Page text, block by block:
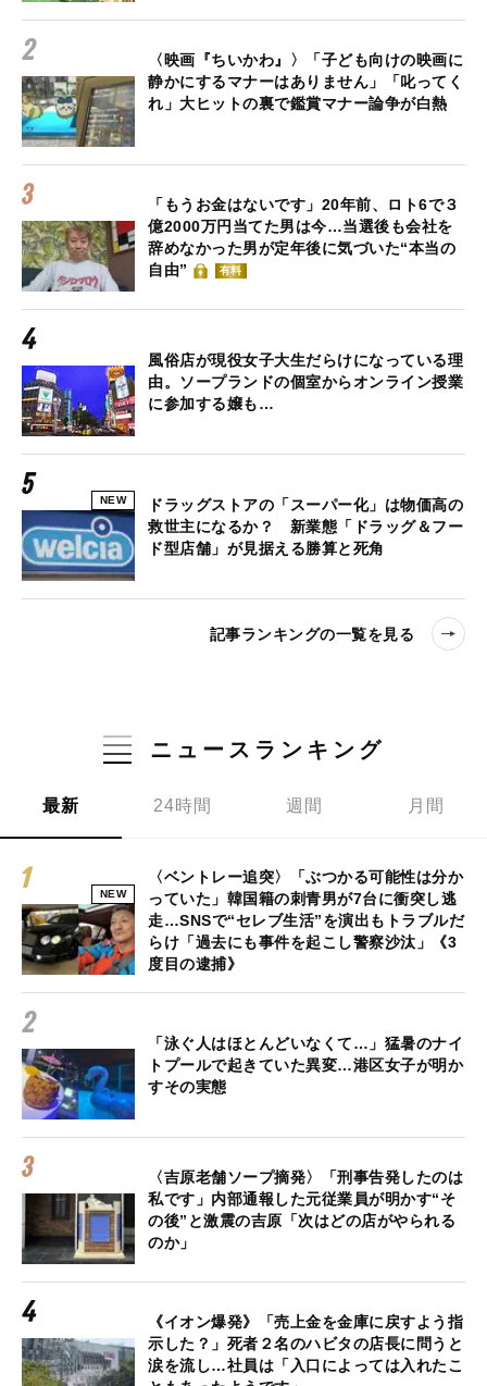
〈映画『ちいかわ』〉「子ども向けの映画に
静かにするマナーはありません」「叱ってく
れ」大ヒットの裏で鑑賞マナー論争が白熱
「もうお金はないです」20年前、ロト6で３
億2000万円当てた男は今…当選後も会社を
辞めなかった男が定年後に気づいた“本当の
自由”
有料
風俗店が現役女子大生だらけになっている理
由。ソープランドの個室からオンライン授業
に参加する嬢も…
NEW
ドラッグストアの「スーパー化」は物価高の
救世主になるか？ 新業態「ドラッグ＆フー
ド型店舗」が見据える勝算と死角
記事ランキングの一覧を見る
ニュースランキング
最新 24時間 週間 月間
NEW
〈ベントレー追突〉「ぶつかる可能性は分か
っていた」韓国籍の刺青男が7台に衝突し逃
走…SNSで“セレブ生活”を演出もトラブルだ
らけ「過去にも事件を起こし警察沙汰」《3
度目の逮捕》
「泳ぐ人はほとんどいなくて…」猛暑のナイ
トプールで起きていた異変…港区女子が明か
すその実態
〈吉原老舗ソープ摘発〉「刑事告発したのは
私です」内部通報した元従業員が明かす“そ
の後”と激震の吉原「次はどの店がやられる
のか」
《イオン爆発》「売上金を金庫に戻すよう指
示した？」死者２名のハビタの店長に問うと
涙を流し…社員は「入口によっては入れたこ